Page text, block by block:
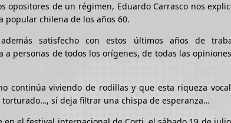
opositores de un régimen, Eduardo Carrasco nos
chilena de los años 60.
satisfecho con estos últimos años de
personas de todos los orígenes, de todas las
continúa viviendo de rodillas y que esta riqueza
sí deja filtrar una chispa de esperanza…